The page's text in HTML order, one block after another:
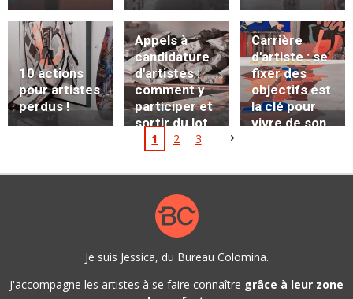
10 actions
pour artistes
perdus !
Appels à
candidature
d'artistes :
comment y
participer et
sortir du lot
Carrière
d'artiste : se
fixer des
objectifs est
la clé pour
vivre de son
prendre ?
1 2 3
Je suis Jessica, du Bureau Colomina.
J'accompagne les artistes à se faire connaître grâce à leur zone